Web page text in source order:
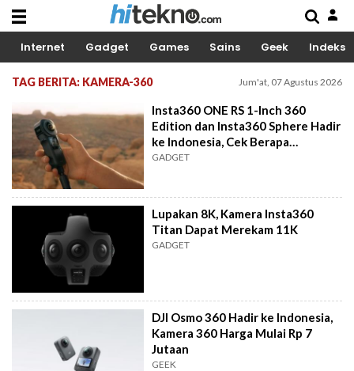
Internet Gadget Games Sains Geek Indeks
TAG BERITA: KAMERA-360 Jum'at, 07 Agustus 2026
Insta360 ONE RS 1-Inch 360
Edition dan Insta360 Sphere Hadir
ke Indonesia, Cek Berapa
Harganya
GADGET
Lupakan 8K, Kamera Insta360
Titan Dapat Merekam 11K
GADGET
DJI Osmo 360 Hadir ke Indonesia,
Kamera 360 Harga Mulai Rp 7
Jutaan
GEEK